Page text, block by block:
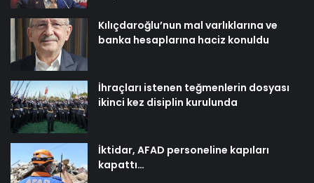
Kılıçdaroğlu’nun mal varlıklarına ve
banka hesaplarına haciz konuldu
İhraçları istenen teğmenlerin dosyası
ikinci kez disiplin kurulunda
İktidar, AFAD personeline kapıları
kapattı…